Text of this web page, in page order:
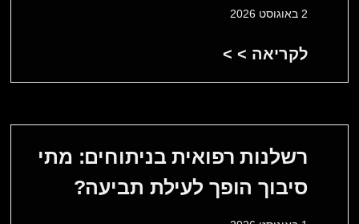
2 באוגוסט 2026
לקריאה > >
רשלנות רפואית בניתוחים: מתי
סיבוך הופך לעילת תביעה?